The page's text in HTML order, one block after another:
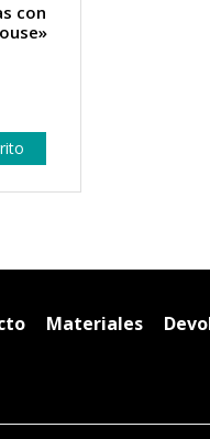
con
Materiales